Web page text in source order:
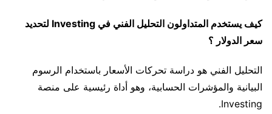
كيف يستخدم المتداولون التحليل الفني في Investing لتحديد
سعر الدولار ؟
التحليل الفني هو دراسة تحركات الأسعار باستخدام الرسوم
البيانية والمؤشرات الحسابية، وهو أداة رئيسية على منصة
Investing.